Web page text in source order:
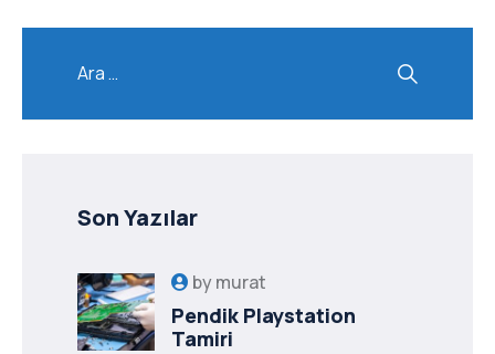
Son Yazılar
bymurat
Pendik Playstation
Tamiri